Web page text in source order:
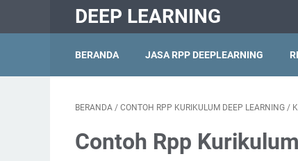
DEEP LEARNING
BERANDA JASA RPP DEEPLEARNING
BERANDA / CONTOH RPP KURIKULUM DEEP LEARNING /
Contoh Rpp